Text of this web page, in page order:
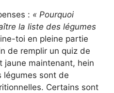
: « Pourquoi
la liste des légumes
toi en pleine partie
de remplir un quiz de
jaune maintenant, hein
légumes sont de
Certains sont